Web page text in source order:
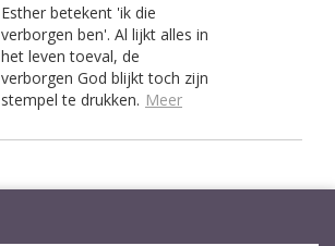
Esther betekent 'ik die
verborgen ben'. Al lijkt alles in
het leven toeval, de
verborgen God blijkt toch zijn
stempel te drukken. Meer